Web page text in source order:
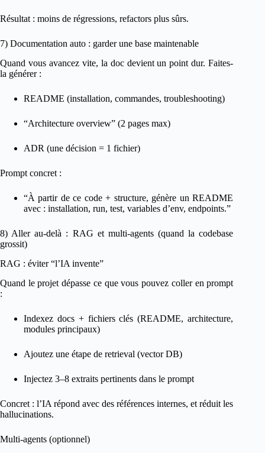
Résultat : moins de régressions, refactors plus sûrs.
7) Documentation auto : garder une base maintenable
Quand vous avancez vite, la doc devient un point dur. Faites-
la générer :
README (installation, commandes, troubleshooting)
“Architecture overview” (2 pages max)
ADR (une décision = 1 fichier)
Prompt concret :
“À partir de ce code + structure, génère un README
avec : installation, run, test, variables d’env, endpoints.”
8) Aller au-delà : RAG et multi-agents (quand la codebase
grossit)
RAG : éviter “l’IA invente”
Quand le projet dépasse ce que vous pouvez coller en prompt
:
Indexez docs + fichiers clés (README, architecture,
modules principaux)
Ajoutez une étape de retrieval (vector DB)
Injectez 3–8 extraits pertinents dans le prompt
Concret : l’IA répond avec des références internes, et réduit les
hallucinations.
Multi-agents (optionnel)